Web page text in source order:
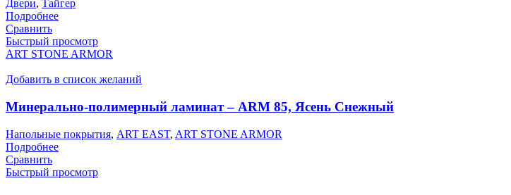
Двери, Тайгер
Подробнее
Сравнить
Быстрый просмотр
ART STONE ARMOR
Добавить в список желаний
Минерально-полимерный ламинат – ARM 85, Ясень Снежный
Напольные покрытия, ART EAST, ART STONE ARMOR
Подробнее
Сравнить
Быстрый просмотр